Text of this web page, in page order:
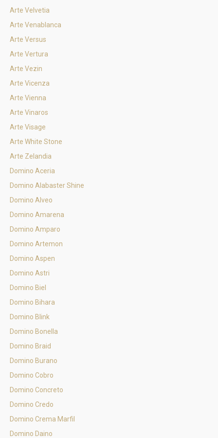
Arte Velvetia
Arte Venablanca
Arte Versus
Arte Vertura
Arte Vezin
Arte Vicenza
Arte Vienna
Arte Vinaros
Arte Visage
Arte White Stone
Arte Zelandia
Domino Aceria
Domino Alabaster Shine
Domino Alveo
Domino Amarena
Domino Amparo
Domino Artemon
Domino Aspen
Domino Astri
Domino Biel
Domino Bihara
Domino Blink
Domino Bonella
Domino Braid
Domino Burano
Domino Cobro
Domino Concreto
Domino Credo
Domino Crema Marfil
Domino Daino